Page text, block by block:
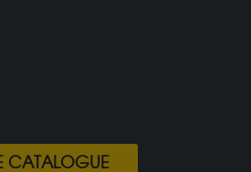
CATALOGUE